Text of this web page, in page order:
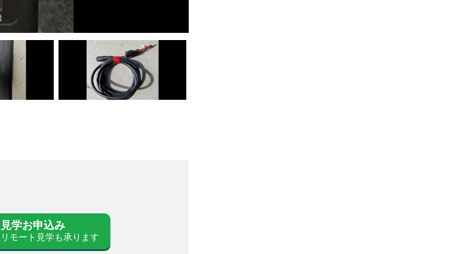
見学お申込み
リモート見学も承ります